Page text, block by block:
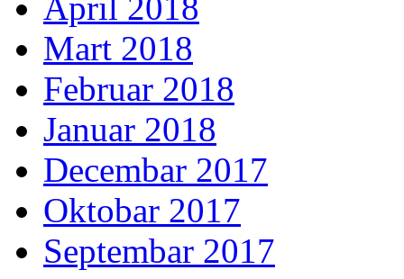
April 2018
Mart 2018
Februar 2018
Januar 2018
Decembar 2017
Oktobar 2017
Septembar 2017